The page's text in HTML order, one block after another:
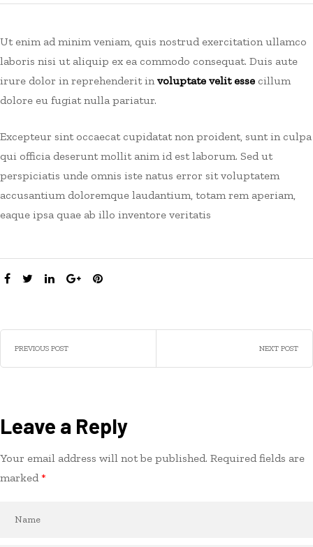
Ut enim ad minim veniam, quis nostrud exercitation ullamco
laboris nisi ut aliquip ex ea commodo consequat. Duis aute
irure dolor in reprehenderit involuptate velit esse cillum
dolore eu fugiat nulla pariatur.
Excepteur sint occaecat cupidatat non proident, sunt in culpa
qui officia deserunt mollit anim id est laborum. Sed ut
perspiciatis unde omnis iste natus error sit voluptatem
accusantium doloremque laudantium, totam rem aperiam,
eaque ipsa quae ab illo inventore veritatis
SHARE:
PREVIOUS POST NEXT POST
Leave a Reply
Your email address will not be published. Required fields are
marked*